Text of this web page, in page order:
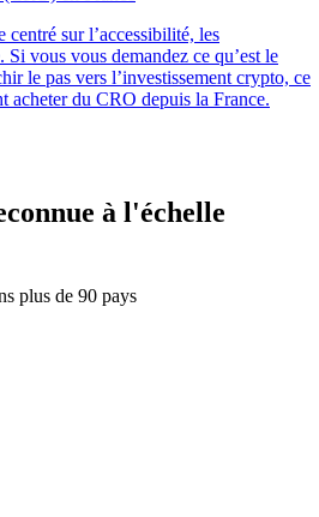
sur l’accessibilité, les
Si vous vous demandez ce qu’est le
le pas vers l’investissement crypto, ce
acheter du CRO depuis la France.
à l'échelle
plus de 90 pays